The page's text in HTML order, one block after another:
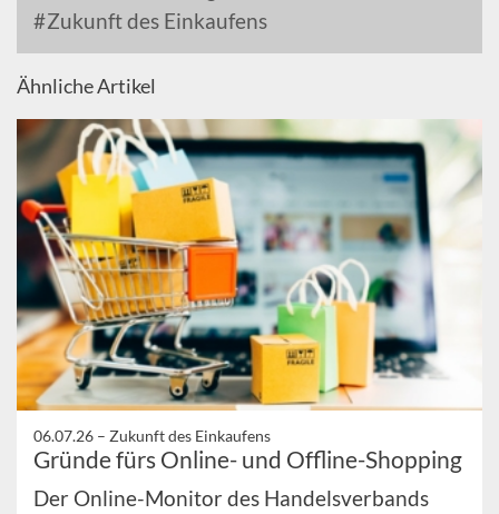
Zukunft des Einkaufens
Ähnliche Artikel
06.07.26 – Zukunft des Einkaufens
Gründe fürs Online- und Offline-Shopping
Der Online-Monitor des Handelsverbands